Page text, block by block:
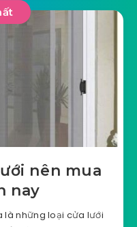
nên mua
nay
là những loại cửa lưới